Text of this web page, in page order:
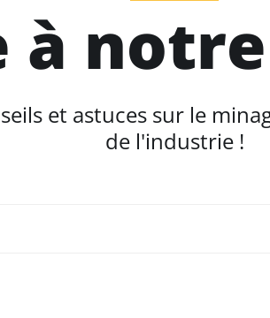
à
et astuces sur le
de l'industrie !